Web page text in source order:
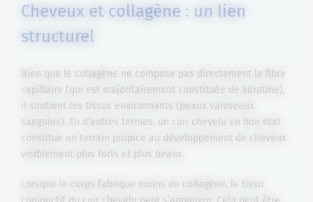
Cheveux et collagène : un lien
structurel
Bien que le collagène ne compose pas directement la fibre
capillaire (qui est majoritairement constituée de kératine),
il soutient les tissus environnants (peaux vaisseaux
sanguins). En d’autres termes, un cuir chevelu en bon état
constitue un terrain propice au développement de cheveux
visiblement plus forts et plus beaux.
Lorsque le corps fabrique moins de collagène, le tissu